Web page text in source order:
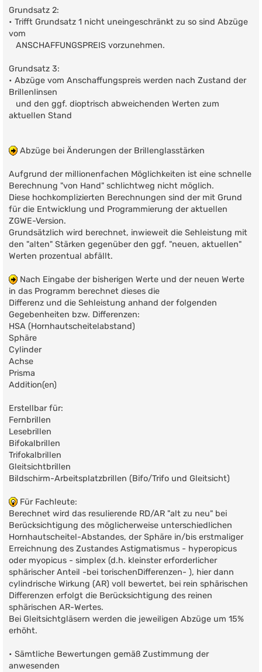
Grundsatz 2:
• Trifft Grundsatz 1 nicht uneingeschränkt zu so sind Abzüge
vom
ANSCHAFFUNGSPREIS vorzunehmen.
Grundsatz 3:
• Abzüge vom Anschaffungspreis werden nach Zustand der
Brillenlinsen
und den ggf. dioptrisch abweichenden Werten zum
aktuellen Stand
Abzüge bei Änderungen der Brillenglasstärken
Aufgrund der millionenfachen Möglichkeiten ist eine schnelle
Berechnung "von Hand" schlichtweg nicht möglich.
Diese hochkomplizierten Berechnungen sind der mit Grund
für die Entwicklung und Programmierung der aktuellen
ZGWE-Version.
Grundsätzlich wird berechnet, inwieweit die Sehleistung mit
den "alten" Stärken gegenüber den ggf. "neuen, aktuellen"
Werten prozentual abfällt.
Nach Eingabe der bisherigen Werte und der neuen Werte
in das Programm berechnet dieses die
Differenz und die Sehleistung anhand der folgenden
Gegebenheiten bzw. Differenzen:
HSA (Hornhautscheitelabstand)
Sphäre
Cylinder
Achse
Prisma
Addition(en)
Erstellbar für:
Fernbrillen
Lesebrillen
Bifokalbrillen
Trifokalbrillen
Gleitsichtbrillen
Bildschirm-Arbeitsplatzbrillen (Bifo/Trifo und Gleitsicht)
Für Fachleute:
Berechnet wird das resulierende RD/AR "alt zu neu" bei
Berücksichtigung des möglicherweise unterschiedlichen
Hornhautscheitel-Abstandes, der Sphäre in/bis erstmaliger
Erreichnung des Zustandes Astigmatismus - hyperopicus
oder myopicus - simplex (d.h. kleinster erforderlicher
sphärischer Anteil -bei torischenDifferenzen- ), hier dann
cylindrische Wirkung (AR) voll bewertet, bei rein sphärischen
Differenzen erfolgt die Berücksichtigung des reinen
sphärischen AR-Wertes.
Bei Gleitsichtgläsern werden die jeweiligen Abzüge um 15%
erhöht.
• Sämtliche Bewertungen gemäß Zustimmung der
anwesenden